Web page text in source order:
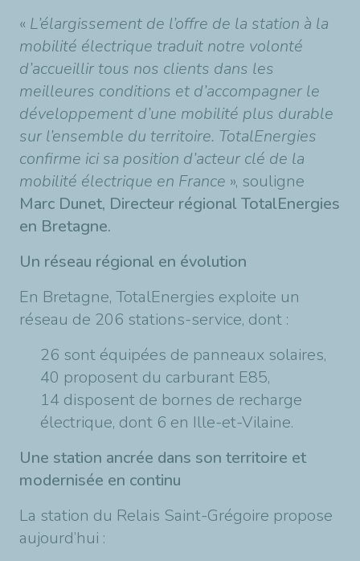
« L’élargissement de l’offre de la station à la
mobilité électrique traduit notre volonté
d’accueillir tous nos clients dans les
meilleures conditions et d’accompagner le
développement d’une mobilité plus durable
sur l’ensemble du territoire. TotalEnergies
confirme ici sa position d’acteur clé de la
mobilité électrique en France », souligne
Marc Dunet, Directeur régional TotalEnergies
en Bretagne.
Un réseau régional en évolution
En Bretagne, TotalEnergies exploite un
réseau de 206 stations-service, dont :
26 sont équipées de panneaux solaires,
40 proposent du carburant E85,
14 disposent de bornes de recharge
électrique, dont 6 en Ille-et-Vilaine.
Une station ancrée dans son territoire et
modernisée en continu
La station du Relais Saint-Grégoire propose
aujourd’hui :